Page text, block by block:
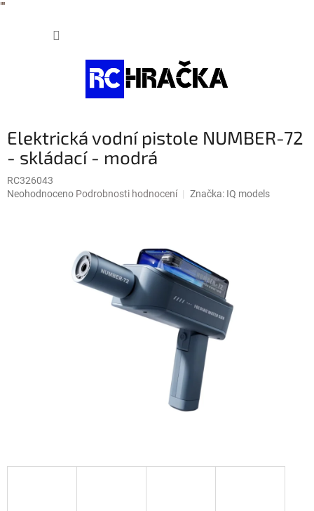
""
Elektrická vodní pistole NUMBER-72
- skládací - modrá
RC326043
Průměrné
Neohodnoceno Podrobnosti hodnocení Značka: IQ models